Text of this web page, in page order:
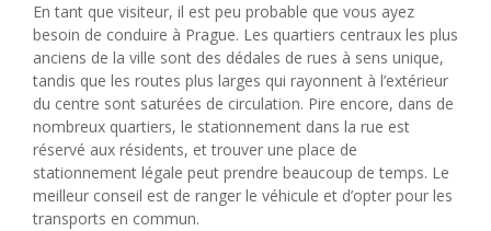
En tant que visiteur, il est peu probable que vous ayez
besoin de conduire à Prague. Les quartiers centraux les plus
anciens de la ville sont des dédales de rues à sens unique,
tandis que les routes plus larges qui rayonnent à l’extérieur
du centre sont saturées de circulation. Pire encore, dans de
nombreux quartiers, le stationnement dans la rue est
réservé aux résidents, et trouver une place de
stationnement légale peut prendre beaucoup de temps. Le
meilleur conseil est de ranger le véhicule et d’opter pour les
transports en commun.